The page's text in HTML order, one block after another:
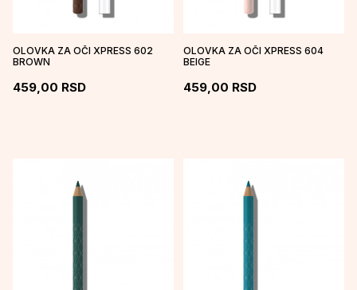
OLOVKA ZA OČI XPRESS 602
BROWN
459,00 RSD
OLOVKA ZA OČI XPRESS 604
BEIGE
459,00 RSD